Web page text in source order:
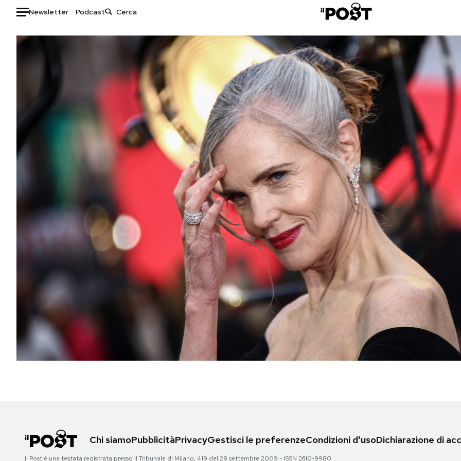
Newsletter Podcast
Auto
Sport
Moda
Libri
Consumismi
Storie/Idee
Ok Boomer!
Mondiali calcio 2026
PODCAST
NEWSLETTER
I MIEI PREFERITI
SHOP
Area Personale
Newsletter
Chi siamoPubblicitàPrivacyGestisci le preferenzeCondizioni d'usoDichiarazione di
Il Post è una testata registrata presso il Tribunale di Milano, 419 del 28 settembre 2009 - ISSN 2610-9980